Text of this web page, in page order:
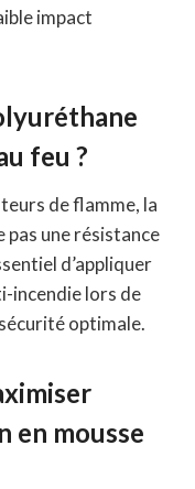
impact
feu ?
de flamme, la
pas une résistance
d’appliquer
incendie lors de
optimale.
en mousse